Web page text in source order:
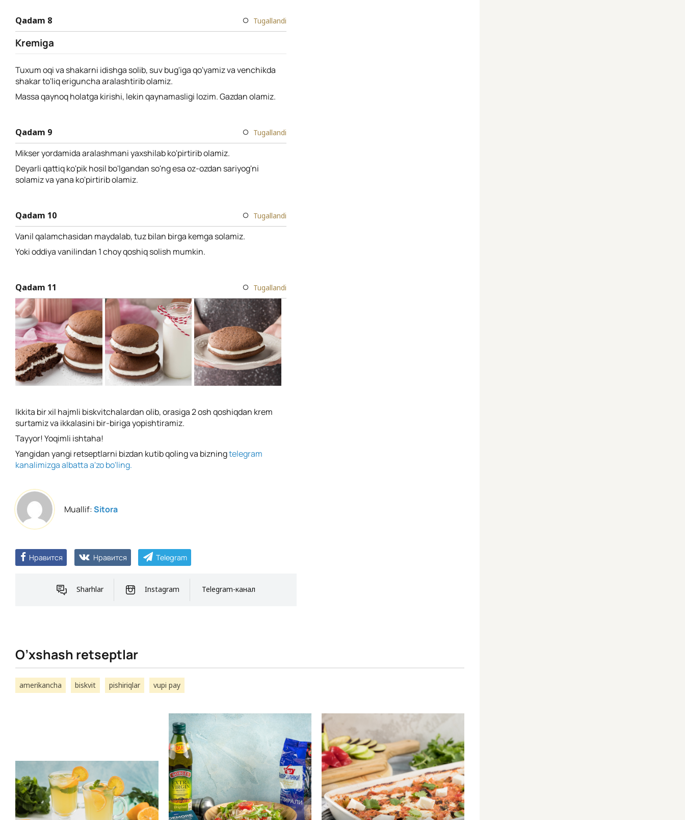
Qadam 8 Tugallandi
Kremiga
Tuxum oqi va shakarni idishga solib, suv bug'iga qo'yamiz va venchikda
shakar to'liq eriguncha aralashtirib olamiz.
Massa qaynoq holatga kirishi, lekin qaynamasligi lozim. Gazdan olamiz.
Qadam 9 Tugallandi
Mikser yordamida aralashmani yaxshilab ko'pirtirib olamiz.
Deyarli qattiq ko'pik hosil bo'lgandan so'ng esa oz-ozdan sariyog'ni
solamiz va yana ko'pirtirib olamiz.
Qadam 10 Tugallandi
Vanil qalamchasidan maydalab, tuz bilan birga kemga solamiz.
Yoki oddiya vanilindan 1 choy qoshiq solish mumkin.
Qadam 11 Tugallandi
Ikkita bir xil hajmli biskvitchalardan olib, orasiga 2 osh qoshiqdan krem
surtamiz va ikkalasini bir-biriga yopishtiramiz.
Tayyor! Yoqimli ishtaha!
Yangidan yangi retseptlarni bizdan kutib qoling va bizningtelegram
kanalimizga albatta a'zo bo'ling.
Muallif:Sitora
Нравится Нравится Telegram
Sharhlar Instagram Telegram-канал
O’xshash retseptlar
amerikancha biskvit pishiriqlar vupi pay